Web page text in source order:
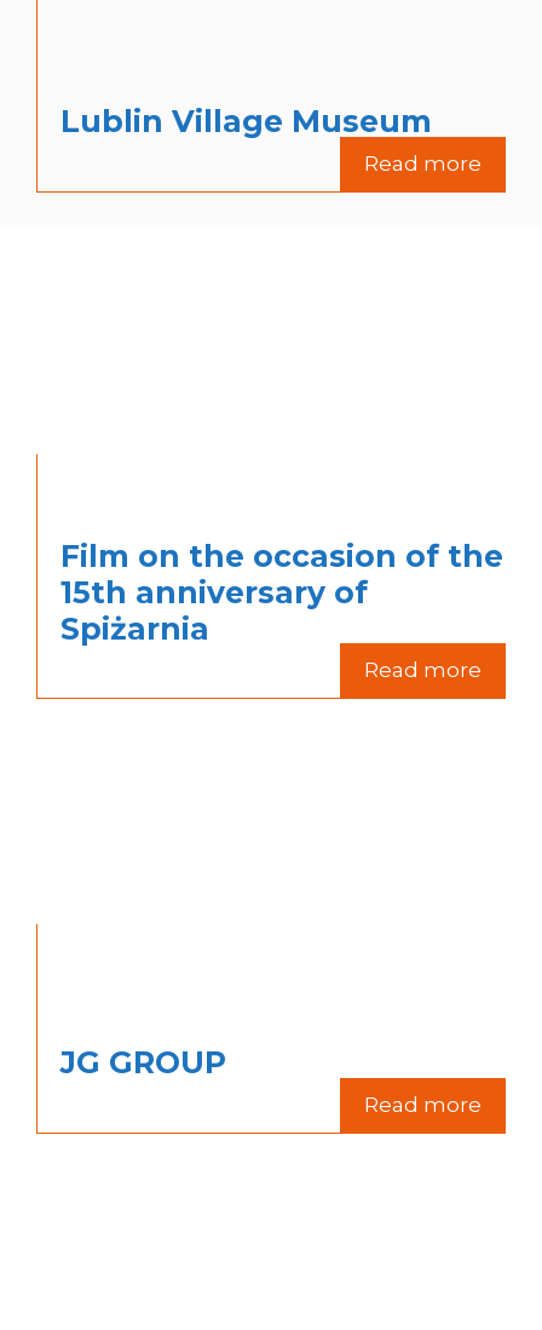
Lublin Village Museum
Read more
Film on the occasion of the
15th anniversary of
Spiżarnia
Read more
JG GROUP
Read more